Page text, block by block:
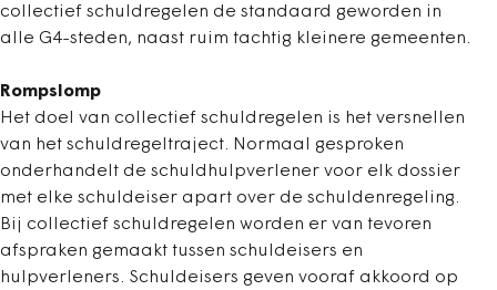
collectief schuldregelen de standaard geworden in
alle G4-steden, naast ruim tachtig kleinere gemeenten.
Rompslomp
Het doel van collectief schuldregelen is het versnellen
van het schuldregeltraject. Normaal gesproken
onderhandelt de schuldhulpverlener voor elk dossier
met elke schuldeiser apart over de schuldenregeling.
Bij collectief schuldregelen worden er van tevoren
afspraken gemaakt tussen schuldeisers en
hulpverleners. Schuldeisers geven vooraf akkoord op